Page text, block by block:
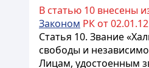
В статью 10 внесены
Законом РК от
Статья 10. Звание «
свободы и
Лицам, удостоенным